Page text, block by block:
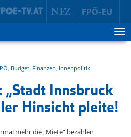
, Budget, Finanzen, Innenpolitik
„Stadt Innsbruck
Hinsicht pleite!
mehr die „Miete“ bezahlen